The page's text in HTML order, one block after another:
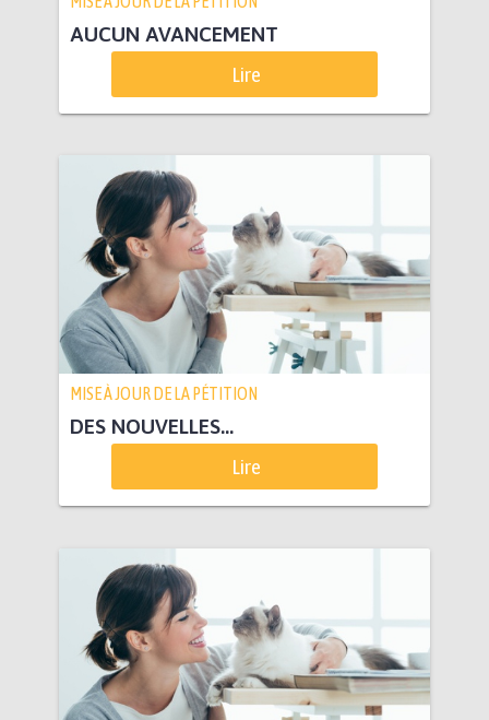
AUCUN AVANCEMENT
Lire
MISE À JOUR DE LA PÉTITION
DES NOUVELLES...
Lire